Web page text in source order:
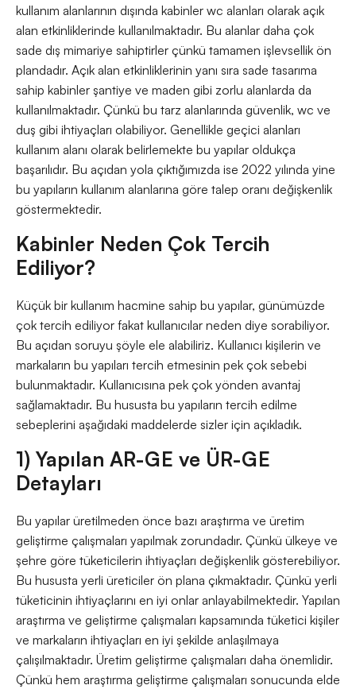
kullanım alanlarının dışında kabinler wc alanları olarak açık
alan etkinliklerinde kullanılmaktadır. Bu alanlar daha çok
sade dış mimariye sahiptirler çünkü tamamen işlevsellik ön
plandadır. Açık alan etkinliklerinin yanı sıra sade tasarıma
sahip kabinler şantiye ve maden gibi zorlu alanlarda da
kullanılmaktadır. Çünkü bu tarz alanlarında güvenlik, wc ve
duş gibi ihtiyaçları olabiliyor. Genellikle geçici alanları
kullanım alanı olarak belirlemekte bu yapılar oldukça
başarılıdır. Bu açıdan yola çıktığımızda ise 2022 yılında yine
bu yapıların kullanım alanlarına göre talep oranı değişkenlik
göstermektedir.
Kabinler Neden Çok Tercih
Ediliyor?
Küçük bir kullanım hacmine sahip bu yapılar, günümüzde
çok tercih ediliyor fakat kullanıcılar neden diye sorabiliyor.
Bu açıdan soruyu şöyle ele alabiliriz. Kullanıcı kişilerin ve
markaların bu yapıları tercih etmesinin pek çok sebebi
bulunmaktadır. Kullanıcısına pek çok yönden avantaj
sağlamaktadır. Bu hususta bu yapıların tercih edilme
sebeplerini aşağıdaki maddelerde sizler için açıkladık.
1) Yapılan AR-GE ve ÜR-GE
Detayları
Bu yapılar üretilmeden önce bazı araştırma ve üretim
geliştirme çalışmaları yapılmak zorundadır. Çünkü ülkeye ve
şehre göre tüketicilerin ihtiyaçları değişkenlik gösterebiliyor.
Bu hususta yerli üreticiler ön plana çıkmaktadır. Çünkü yerli
tüketicinin ihtiyaçlarını en iyi onlar anlayabilmektedir. Yapılan
araştırma ve geliştirme çalışmaları kapsamında tüketici kişiler
ve markaların ihtiyaçları en iyi şekilde anlaşılmaya
çalışılmaktadır. Üretim geliştirme çalışmaları daha önemlidir.
Çünkü hem araştırma geliştirme çalışmaları sonucunda elde